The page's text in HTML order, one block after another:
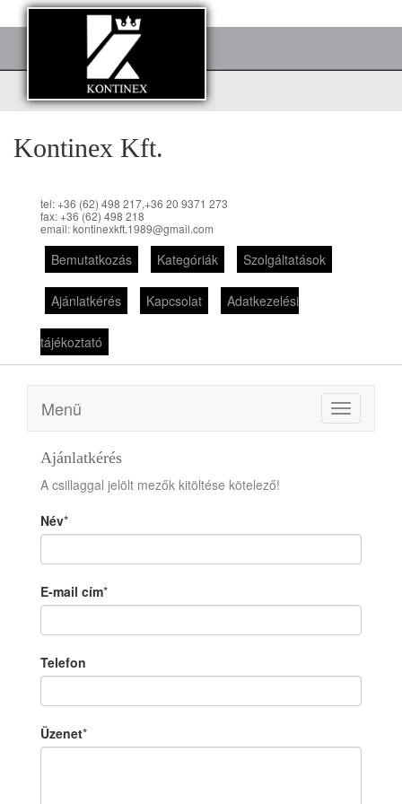
Kontinex Kft.
tel: +36 (62) 498 217,+36 20 9371 273
fax: +36 (62) 498 218
email: kontinexkft.1989@gmail.com
Bemutatkozás Kategóriák Szolgáltatások
Ajánlatkérés Kapcsolat Adatkezelési
tájékoztató
Toggle
navigation
Menü
Ajánlatkérés
A csillaggal jelölt mezők kitöltése kötelező!
Név*
E-mail cím*
Telefon
Üzenet*